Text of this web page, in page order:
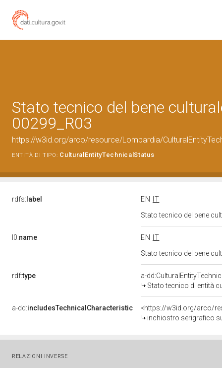
Stato tecnico del bene
00299_R03
https://w3id.org/arco/resource/Lombardia/
ENTITÀ DI TIPO: CulturalEntityTechnicalStatus
rdfs: label EN
IT
Stato tecnico del bene
l0:name EN
IT
Stato tecnico del bene
rdf:type
a-
Stato tecnico di entità
a-dd:includesTechnicalCharacteristic
inchiostro serigrafico
RELAZIONI INVERSE